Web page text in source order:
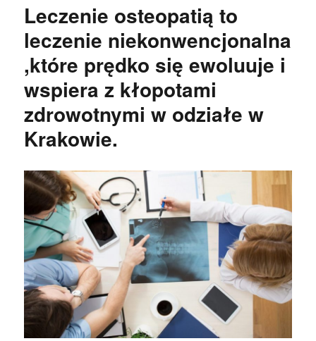
Leczenie osteopatią to
leczenie niekonwencjonalna
,które prędko się ewoluuje i
wspiera z kłopotami
zdrowotnymi w odziałe w
Krakowie.